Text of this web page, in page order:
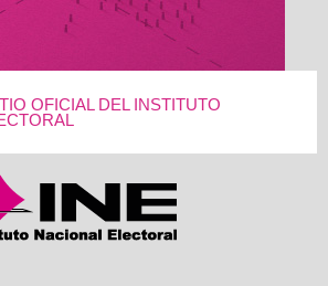
OFICIAL DEL INSTITUTO